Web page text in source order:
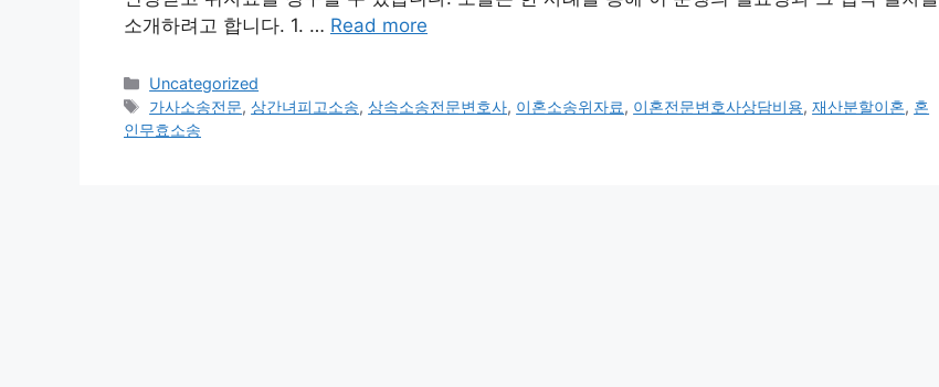
소개하려고 합니다. 1. … Read more
Categories
Uncategorized
Tags
가사소송전문,상간녀피고소송,상속소송전문변호사, 이혼소송위자료, 이혼전문변호사상담비용,재산분할이혼, 혼
인무효소송